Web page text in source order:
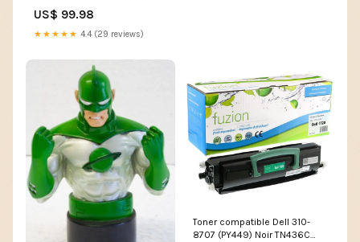
US$ 99.98
★★★★★ 4.4 (29 reviews)
Toner compatible Dell 310-
8707 (PY449) Noir TN436C